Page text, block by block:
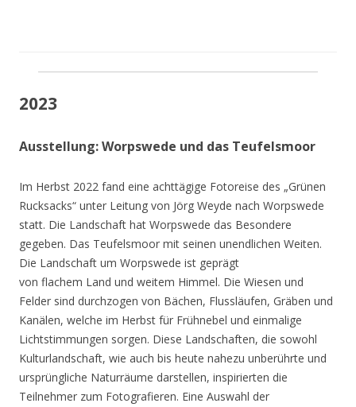
2023
Ausstellung: Worpswede und das Teufelsmoor
Im Herbst 2022 fand eine achttägige Fotoreise des „Grünen
Rucksacks“ unter Leitung von Jörg Weyde nach Worpswede
statt. Die Landschaft hat Worpswede das Besondere
gegeben. Das Teufelsmoor mit seinen unendlichen Weiten.
Die Landschaft um Worpswede ist geprägt
von flachem Land und weitem Himmel. Die Wiesen und
Felder sind durchzogen von Bächen, Flussläufen, Gräben und
Kanälen, welche im Herbst für Frühnebel und einmalige
Lichtstimmungen sorgen. Diese Landschaften, die sowohl
Kulturlandschaft, wie auch bis heute nahezu unberührte und
ursprüngliche Naturräume darstellen, inspirierten die
Teilnehmer zum Fotografieren. Eine Auswahl der